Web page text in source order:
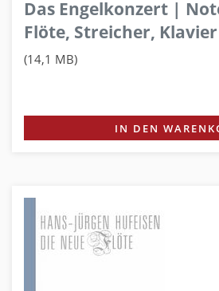
Das Engelkonzert |
Flöte, Streicher, Klavier
(14,1 MB)
IN DEN